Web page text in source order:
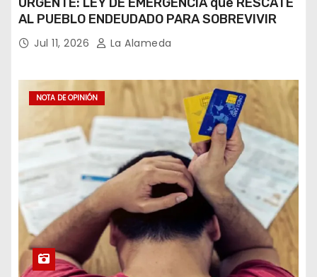
URGENTE: LEY DE EMERGENCIA que RESCATE
AL PUEBLO ENDEUDADO PARA SOBREVIVIR
Jul 11, 2026 La Alameda
NOTA DE OPINIÓN